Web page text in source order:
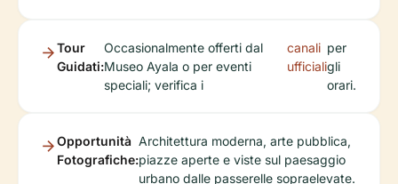
Tour
Guidati:
Occasionalmente offerti dal
Museo Ayala o per eventi
speciali; verifica i
canali
ufficiali
per
gli
orari.
Opportunità
Fotografiche:
Architettura moderna, arte pubblica,
piazze aperte e viste sul paesaggio
urbano dalle passerelle sopraelevate.